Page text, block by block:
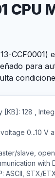
CPU
CCF0001)
para
128 ,
0...10 V
slave,
with
ASCII, STX/